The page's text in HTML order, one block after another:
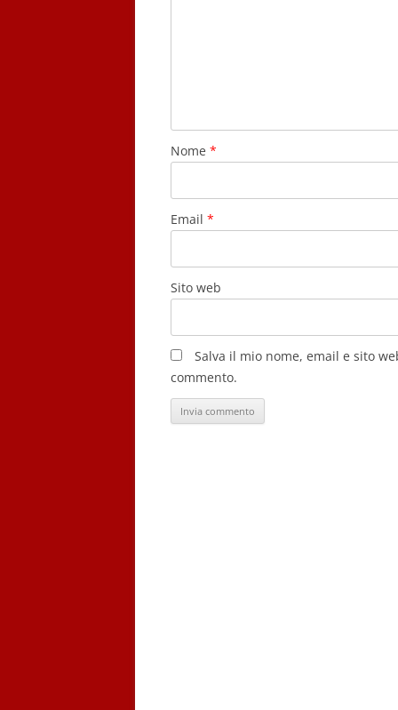
Nome *
Email *
Sito web
Salva il mio nome, email e sito
commento.